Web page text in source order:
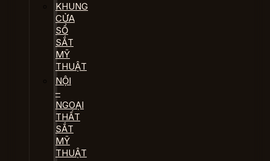
KHUNG
CỬA
SỔ
SẮT
MỸ
THUẬT
NỘI
–
NGOẠI
THẤT
SẮT
MỸ
THUẬT